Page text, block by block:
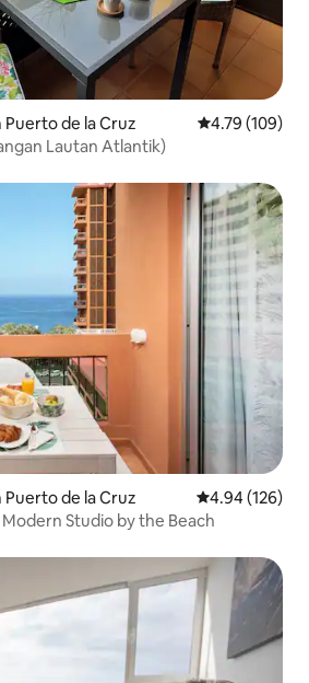
de la Cruz Penarafan
4.79 (109)
Lautan Atlantik)
de la Cruz Penarafan
4.94 (126)
Studio by the Beach